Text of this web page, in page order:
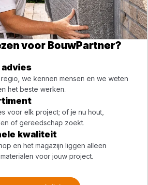
voor BouwPartner?
we kennen mensen en we weten
het beste werken.
voor elk project; of je nu hout,
of gereedschap zoekt.
kwaliteit
en het magazijn liggen alleen
voor jouw project.